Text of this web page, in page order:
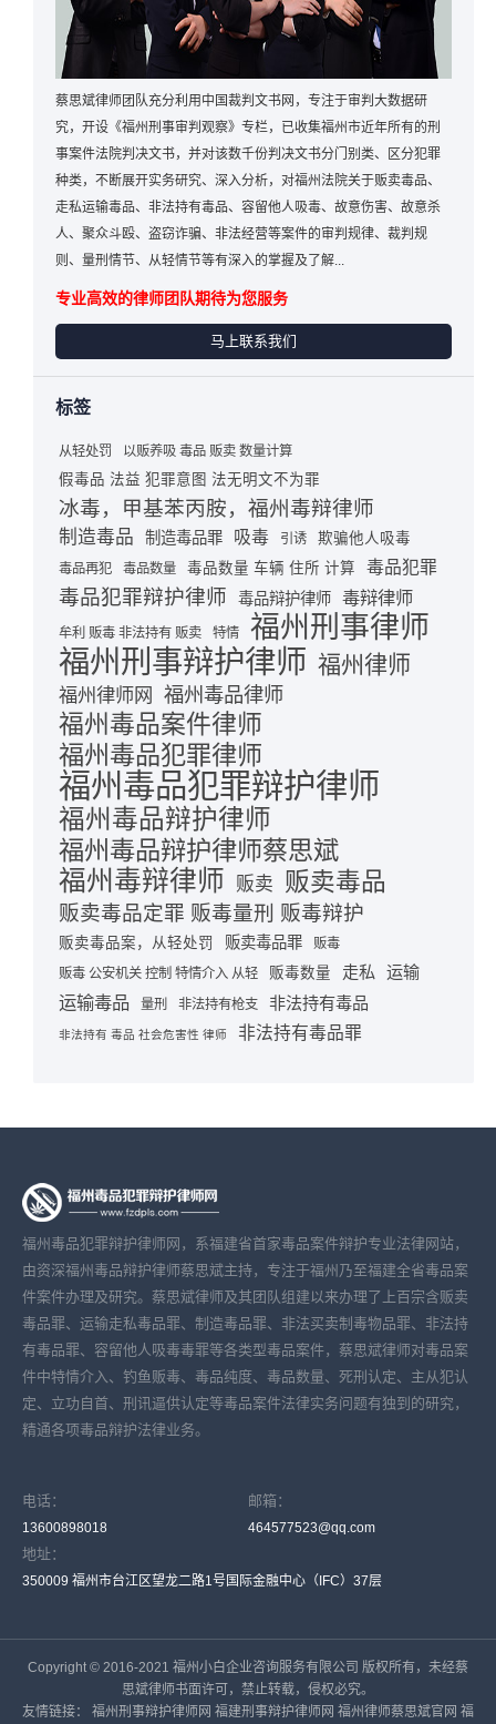
蔡思斌律师团队充分利用中国裁判文书网，专注于审判大数据研
究，开设《福州刑事审判观察》专栏，已收集福州市近年所有的刑
事案件法院判决文书，并对该数千份判决文书分门别类、区分犯罪
种类，不断展开实务研究、深入分析，对福州法院关于贩卖毒品、
走私运输毒品、非法持有毒品、容留他人吸毒、故意伤害、故意杀
人、聚众斗殴、盗窃诈骗、非法经营等案件的审判规律、裁判规
则、量刑情节、从轻情节等有深入的掌握及了解...
专业高效的律师团队期待为您服务
马上联系我们
标签
从轻处罚 以贩养吸 毒品 贩卖 数量计算
假毒品 法益 犯罪意图 法无明文不为罪
冰毒，甲基苯丙胺，福州毒辩律师
制造毒品 制造毒品罪 吸毒 引诱 欺骗他人吸毒
毒品再犯 毒品数量 毒品数量 车辆 住所 计算 毒品犯罪
毒品犯罪辩护律师 毒品辩护律师 毒辩律师
牟利 贩毒 非法持有 贩卖 特情 福州刑事律师
福州刑事辩护律师 福州律师
福州律师网 福州毒品律师
福州毒品案件律师
福州毒品犯罪律师
福州毒品犯罪辩护律师
福州毒品辩护律师
福州毒品辩护律师蔡思斌
福州毒辩律师 贩卖 贩卖毒品
贩卖毒品定罪 贩毒量刑 贩毒辩护
贩卖毒品案，从轻处罚 贩卖毒品罪
贩毒
贩毒 公安机关 控制 特情介入 从轻
贩毒数量 走私 运输
运输毒品 量刑 非法持有枪支 非法持有毒品
非法持有 毒品 社会危害性 律师 非法持有毒品罪
福州毒品犯罪辩护律师网，系福建省首家毒品案件辩护专业法律网站，
由资深福州毒品辩护律师蔡思斌主持，专注于福州乃至福建全省毒品案
件案件办理及研究。蔡思斌律师及其团队组建以来办理了上百宗含贩卖
毒品罪、运输走私毒品罪、制造毒品罪、非法买卖制毒物品罪、非法持
有毒品罪、容留他人吸毒毒罪等各类型毒品案件，蔡思斌律师对毒品案
件中特情介入、钓鱼贩毒、毒品纯度、毒品数量、死刑认定、主从犯认
定、立功自首、刑讯逼供认定等毒品案件法律实务问题有独到的研究，
精通各项毒品辩护法律业务。
电话：
13600898018
邮箱：
464577523@qq.com
地址：
350009 福州市台江区望龙二路1号国际金融中心（IFC）37层
Copyright © 2016-2021 福州小白企业咨询服务有限公司 版权所有，未经蔡
思斌律师书面许可，禁止转载，侵权必究。
友情链接： 福州刑事辩护律师网 福建刑事辩护律师网 福州律师蔡思斌官网 福